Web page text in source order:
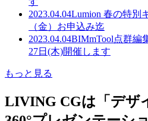
2023.04.04Lumion 春の特別
（金）お申込み迄
2023.04.04BIMmTool点群編
27日(木)開催します
もっと見る
LIVING CGは「デザ